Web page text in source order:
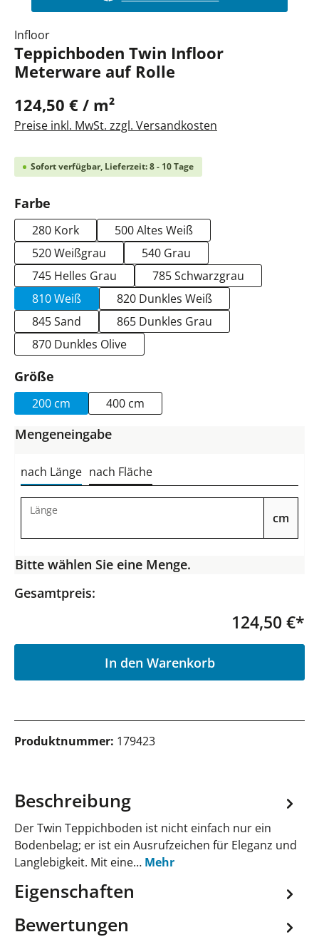
Infloor
Teppichboden Twin Infloor
Meterware auf Rolle
124,50 € / m²
Preise inkl. MwSt. zzgl. Versandkosten
Sofort verfügbar, Lieferzeit: 8 - 10 Tage
Farbe
280 Kork
500 Altes Weiß
520 Weißgrau
540 Grau
745 Helles Grau
785 Schwarzgrau
810 Weiß
820 Dunkles Weiß
845 Sand
865 Dunkles Grau
870 Dunkles Olive
Größe
200 cm 400 cm
Mengeneingabe
nach Länge nach Fläche
Länge
cm
Bitte wählen Sie eine Menge.
Gesamtpreis:
124,50 €*
In den Warenkorb
Produktnummer: 179423
Beschreibung
Der Twin Teppichboden ist nicht einfach nur ein
Bodenbelag; er ist ein Ausrufzeichen für Eleganz und
Langlebigkeit. Mit eine… Mehr
Eigenschaften
Bewertungen